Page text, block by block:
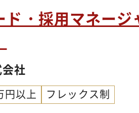
担■グループ会社の人
ド・採用マネー
社
円以上 フレックス制